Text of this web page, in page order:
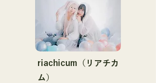
band mixing.
Họ được hỗ trợ trong các
bản thu âm và biểu diễn
trực tiếp bởi CHOYO
(Keyboard/Guitar) của
Zigzaguzu, Taisei (Trống)
trước đây của meow, Yuya
ジックファミリー。
10代後半にアメリカへ4年
半留学。
現在はLOVE FMの"music
×serendipity"でラジオDJを
務める。
デルやタレントとしても活
riachicum（リアチカ
ム）